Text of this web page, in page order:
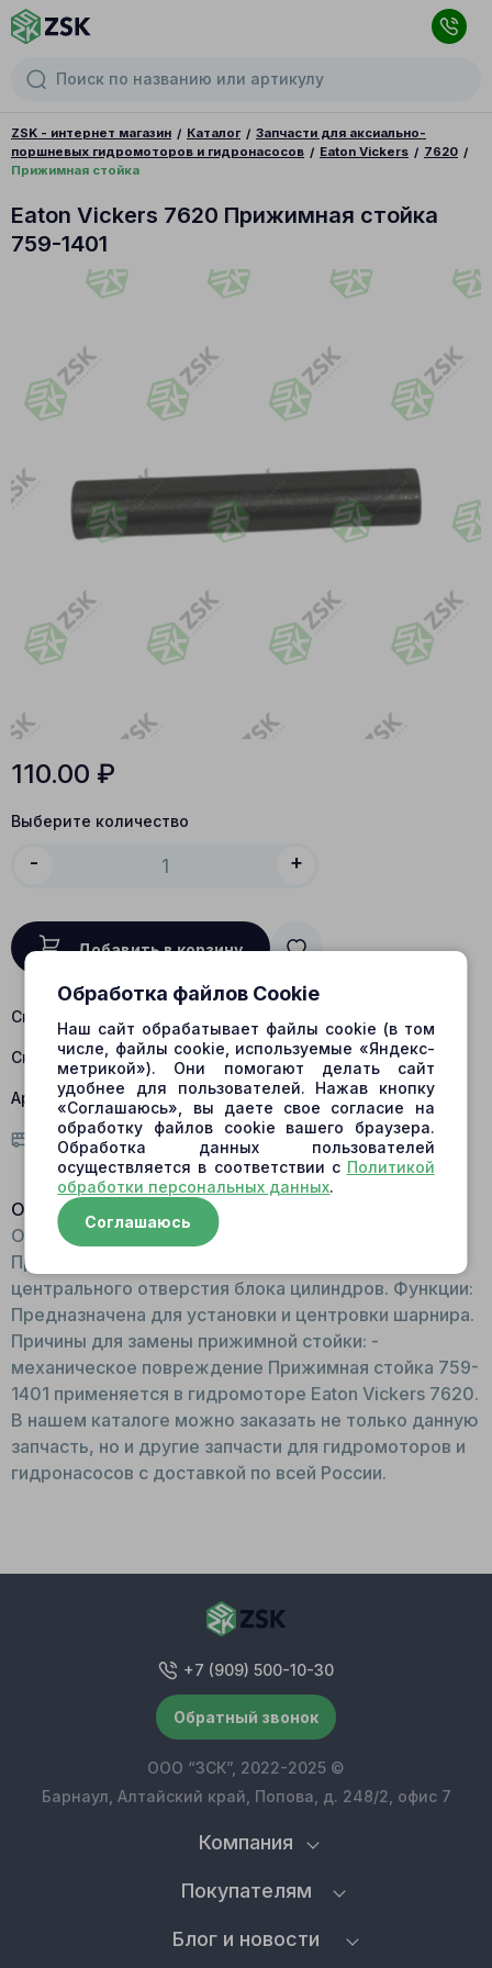
ZSK - интернет магазин Каталог
Запчасти для аксиально-
поршневых гидромоторов и гидронасосов
Eaton Vickers
7620
Прижимная стойка
Eaton Vickers 7620 Прижимная стойка
759-1401
110.00 ₽
Выберите количество
- +
Добавить в корзину
Склад Барнаул:
Склад Центральный: нет в наличии
Артикул: 759-1401
Условия доставки
Описание:
Общий вид: Стальной штырь небольших размеров.
Принцип работы: Располагается внутри
центрального отверстия блока цилиндров. Функции:
Предназначена для установки и центровки шарнира.
Причины для замены прижимной стойки: -
механическое повреждение Прижимная стойка 759-
1401 применяется в гидромоторе Eaton Vickers 7620.
В нашем каталоге можно заказать не только данную
запчасть, но и другие запчасти для гидромоторов и
гидронасосов с доставкой по всей России.
Компания
Покупателям
Блог и новости
+7 (909) 500-10-30
Обратный звонок
ООО “ЗСК”, 2022-2025 ©
Барнаул, Алтайский край, Попова, д. 248/2, офис 7
Обработка файлов Cookie
Наш сайт обрабатывает файлы cookie (в том
числе, файлы cookie, используемые «Яндекс-
метрикой»). Они помогают делать сайт
удобнее для пользователей. Нажав кнопку
«Соглашаюсь», вы даете свое согласие на
обработку файлов cookie вашего браузера.
Обработка данных пользователей
осуществляется в соответствии с Политикой
обработки персональных данных.
Соглашаюсь